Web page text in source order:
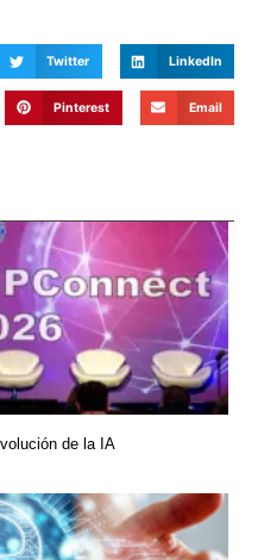
Twitter LinkedIn
Pinterest Email
de la IA